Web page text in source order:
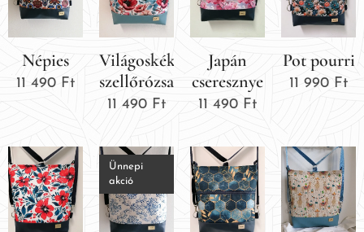
Népies
11 490 Ft
Világoskék
szellőrózsa
11 490 Ft
Japán
cseresznye
11 490 Ft
Pot pourri
11 990 Ft
Ünnepi
akció